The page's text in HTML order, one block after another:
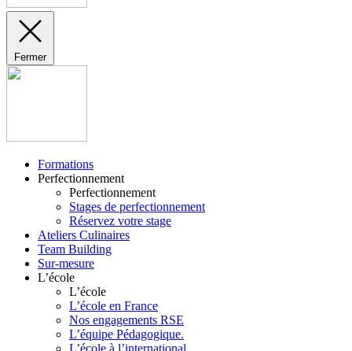
Fermer
Formations
Perfectionnement
Perfectionnement
Stages de perfectionnement
Réservez votre stage
Ateliers Culinaires
Team Building
Sur-mesure
L’école
L’école
L’école en France
Nos engagements RSE
L’équipe Pédagogique.
L’école à l’international